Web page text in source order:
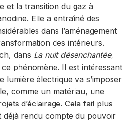
et la transition du gaz à
Elle a entraîné des
dans l’aménagement
des intérieurs.
dans La nuit désenchantée,
phénomène. Il est intéressant
lumière électrique va s’imposer
comme un matériau, une
d’éclairage. Cela fait plus
déjà rendu compte du pouvoir